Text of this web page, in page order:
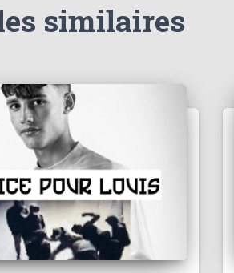
similaires